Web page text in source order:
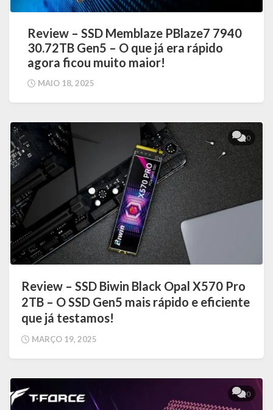
Review – SSD Memblaze PBlaze7 7940
30.72TB Gen5 – O que já era rápido
agora ficou muito maior!
MAIO 18, 2025
0
Review – SSD Biwin Black Opal X570 Pro
2TB – O SSD Gen5 mais rápido e eficiente
que já testamos!
MARÇO 19, 2025
0